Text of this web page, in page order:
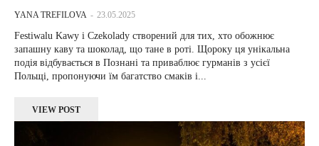
YANA TREFILOVA - 23.05.2025
Festiwalu Kawy i Czekolady створений для тих, хто обожнює
запашну каву та шоколад, що тане в роті. Щороку ця унікальна
подія відбувається в Познані та приваблює гурманів з усієї
Польщі, пропонуючи їм багатство смаків і...
VIEW POST